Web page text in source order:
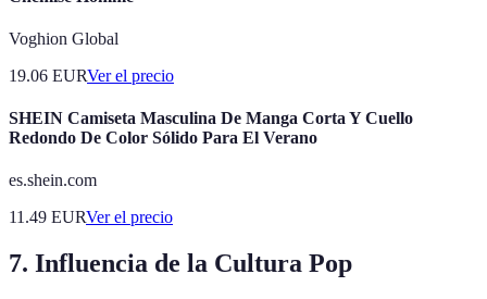
Voghion Global
19.06 EURVer el precio
SHEIN Camiseta Masculina De Manga Corta Y Cuello
Redondo De Color Sólido Para El Verano
es.shein.com
11.49 EURVer el precio
7. Influencia de la Cultura Pop